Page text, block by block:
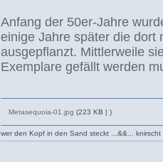
Anfang der 50er-Jahre
einige Jahre später die dort
ausgepflanzt. Mittlerweile
Exemplare gefällt werden
Metasequoia-01.jpg (223 KB | )
wer den Kopf in den Sand steckt ...&&...